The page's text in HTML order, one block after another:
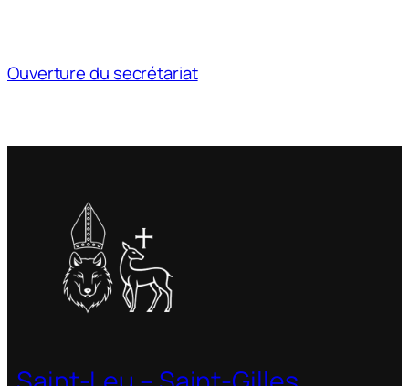
Ouverture du secrétariat